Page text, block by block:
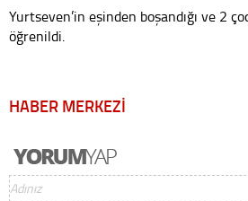
Yurtseven’in eşinden boşandığı ve 2
öğrenildi.
HABER MERKEZİ